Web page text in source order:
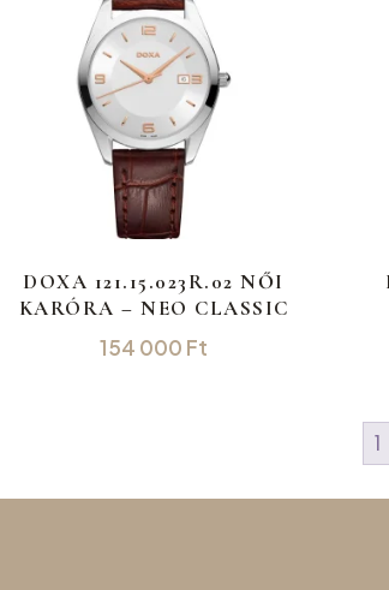
DOXA 121.15.023R.02 NŐI
KARÓRA – NEO CLASSIC
154 000 Ft
1